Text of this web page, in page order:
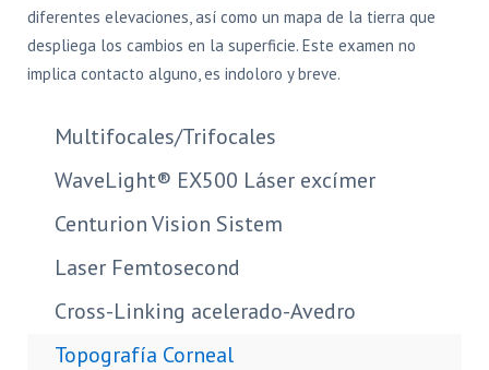
diferentes elevaciones, así como un mapa de la tierra que
despliega los cambios en la superficie. Este examen no
implica contacto alguno, es indoloro y breve.
Multifocales/Trifocales
WaveLight® EX500 Láser excímer
Centurion Vision Sistem
Laser Femtosecond
Cross-Linking acelerado-Avedro
Topografía Corneal